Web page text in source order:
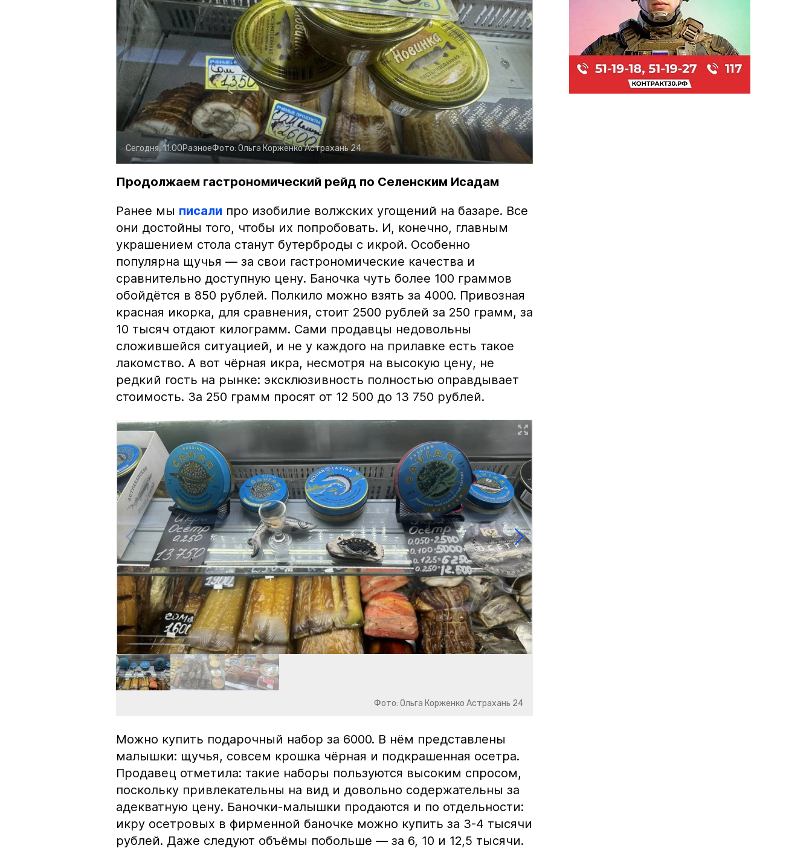
Сегодня, 11:00РазноеФото: Ольга КорженкоАстрахань 24
Продолжаем гастрономический рейд по Селенским Исадам
Ранее мы писали про изобилие волжских угощений на базаре. Все
они достойны того, чтобы их попробовать. И, конечно, главным
украшением стола станут бутерброды с икрой. Особенно
популярна щучья — за свои гастрономические качества и
сравнительно доступную цену. Баночка чуть более 100 граммов
обойдётся в 850 рублей. Полкило можно взять за 4000. Привозная
красная икорка, для сравнения, стоит 2500 рублей за 250 грамм, за
10 тысяч отдают килограмм. Сами продавцы недовольны
сложившейся ситуацией, и не у каждого на прилавке есть такое
лакомство. А вот чёрная икра, несмотря на высокую цену, не
редкий гость на рынке: эксклюзивность полностью оправдывает
стоимость. За 250 грамм просят от 12 500 до 13 750 рублей.
Фото: Ольга Корженко Астрахань 24
Можно купить подарочный набор за 6000. В нём представлены
малышки: щучья, совсем крошка чёрная и подкрашенная осетра.
Продавец отметила: такие наборы пользуются высоким спросом,
поскольку привлекательны на вид и довольно содержательны за
адекватную цену. Баночки-малышки продаются и по отдельности:
икру осетровых в фирменной баночке можно купить за 3-4 тысячи
рублей. Даже следуют объёмы побольше — за 6, 10 и 12,5 тысячи.